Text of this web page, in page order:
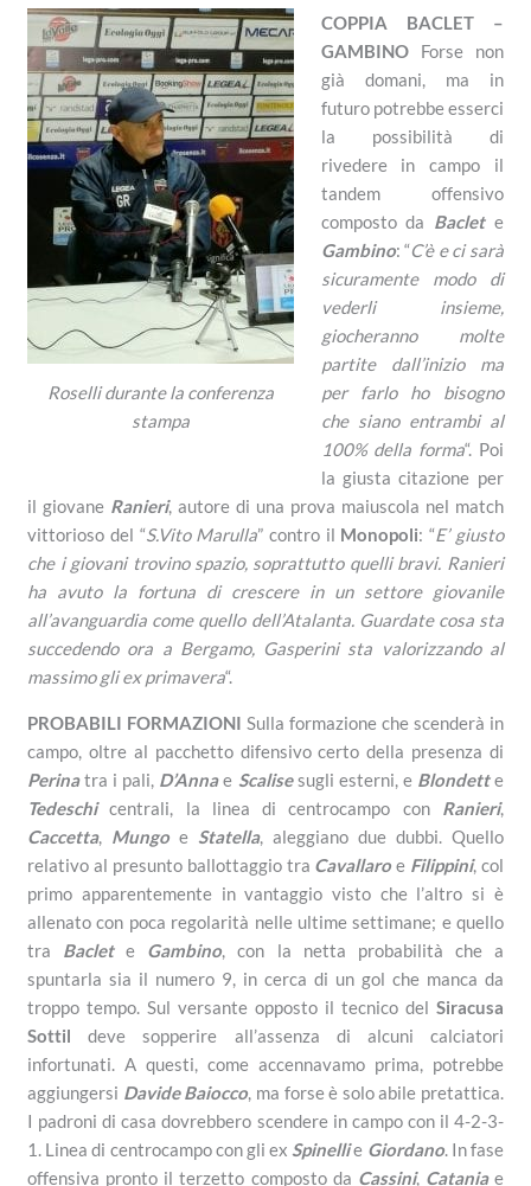
Roselli durante la conferenza
stampa
COPPIA BACLET –
GAMBINOForse non
già domani, ma in
futuro potrebbe esserci
la possibilità di
rivedere in campo il
tandem offensivo
composto da Baclete
Gambino: “C’è e ci sarà
sicuramente modo di
vederli insieme,
giocheranno molte
partite dall’inizio ma
per farlo ho bisogno
che siano entrambi al
100% della forma“. Poi
la giusta citazione per
il giovane Ranieri, autore di una prova maiuscola nel match
vittorioso del “S.Vito Marulla” contro il Monopoli: “E’ giusto
che i giovani trovino spazio, soprattutto quelli bravi. Ranieri
ha avuto la fortuna di crescere in un settore giovanile
all’avanguardia come quello dell’Atalanta. Guardate cosa sta
succedendo ora a Bergamo, Gasperini sta valorizzando al
massimo gli ex primavera“.
PROBABILI FORMAZIONISulla formazione che scenderà in
campo, oltre al pacchetto difensivo certo della presenza di
Perinatra i pali, D’Annae Scalise sugli esterni, e Blondett e
Tedeschi centrali, la linea di centrocampo con Ranieri,
Caccetta, Mungo e Statella, aleggiano due dubbi. Quello
relativo al presunto ballottaggio tra Cavallaro e Filippini, col
primo apparentemente in vantaggio visto che l’altro si è
allenato con poca regolarità nelle ultime settimane; e quello
tra Baclet e Gambino, con la netta probabilità che a
spuntarla sia il numero 9, in cerca di un gol che manca da
troppo tempo. Sul versante opposto il tecnico del Siracusa
Sottil deve sopperire all’assenza di alcuni calciatori
infortunati. A questi, come accennavamo prima, potrebbe
aggiungersi Davide Baiocco, ma forse è solo abile pretattica.
I padroni di casa dovrebbero scendere in campo con il 4-2-3-
1. Linea di centrocampo con gli ex Spinellie Giordano. In fase
offensiva pronto il terzetto composto da Cassini, Catania e